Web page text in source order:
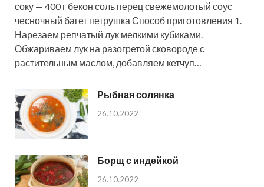
соку — 400 г бекон соль перец свежемолотый соус
чесночный багет петрушка Способ приготовления 1.
Нарезаем репчатый лук мелкими кубиками.
Обжариваем лук на разогретой сковороде с
растительным маслом, добавляем кетчуп…
Рыбная солянка
26.10.2022
Борщ с индейкой
26.10.2022